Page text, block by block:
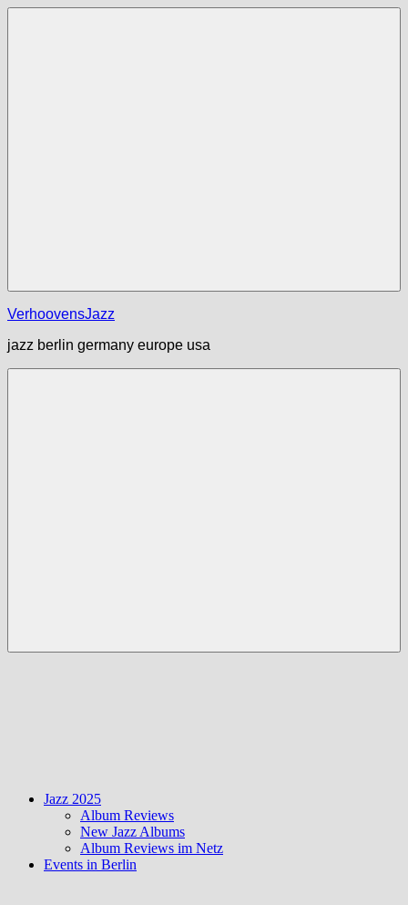
Zum
VerhoovensJazz
jazz berlin germany europe usa
Jazz 2025
Album Reviews
New Jazz Albums
Album Reviews im Netz
Events in Berlin